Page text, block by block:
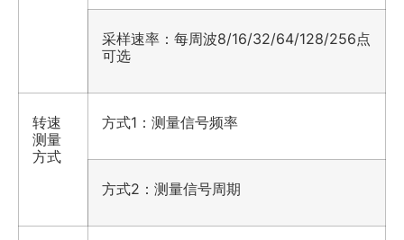
采样速率：每周波8/16/32/64/128/256点
可选
转速
测量
方式
方式1：测量信号频率
方式2：测量信号周期